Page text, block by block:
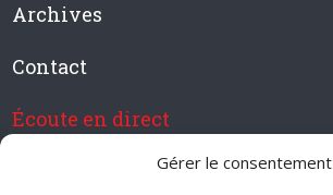
Gérer le consentement
Archives
Contact
Écoute en direct